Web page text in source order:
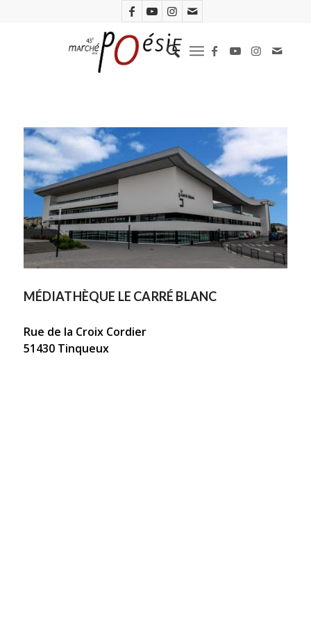
MÉDIATHÈQUE LE CARRÉ BLANC
Rue de la Croix Cordier
51430 Tinqueux